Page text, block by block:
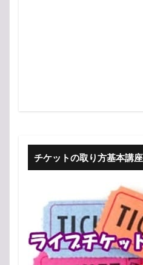
チケットの取り方基本講座